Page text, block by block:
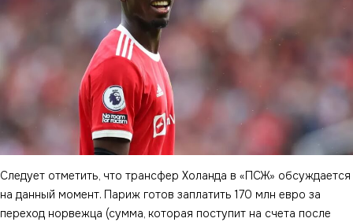
Следует отметить, что трансфер Холанда в «ПСЖ» обсуждается
на данный момент. Париж готов заплатить 170 млн евро за
переход норвежца (сумма, которая поступит на счета после